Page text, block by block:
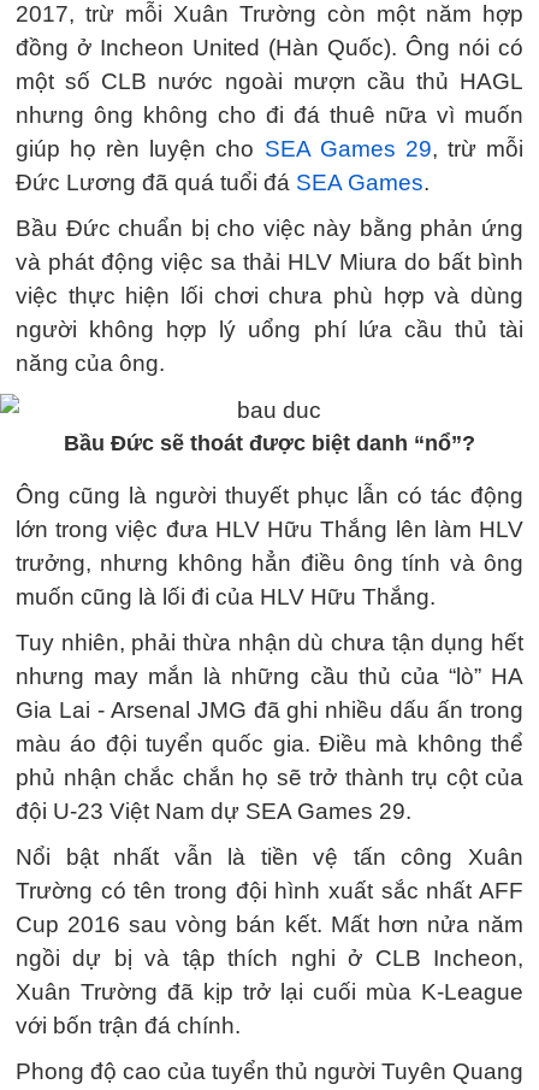
2017, trừ mỗi Xuân Trường còn một năm hợp
đồng ở Incheon United (Hàn Quốc). Ông nói có
một số CLB nước ngoài mượn cầu thủ HAGL
nhưng ông không cho đi đá thuê nữa vì muốn
giúp họ rèn luyện cho SEA Games 29, trừ mỗi
Đức Lương đã quá tuổi đá SEA Games.
Bầu Đức chuẩn bị cho việc này bằng phản ứng
và phát động việc sa thải HLV Miura do bất bình
việc thực hiện lối chơi chưa phù hợp và dùng
người không hợp lý uổng phí lứa cầu thủ tài
năng của ông.
Bầu Đức sẽ thoát được biệt danh “nổ”?
Ông cũng là người thuyết phục lẫn có tác động
lớn trong việc đưa HLV Hữu Thắng lên làm HLV
trưởng, nhưng không hẳn điều ông tính và ông
muốn cũng là lối đi của HLV Hữu Thắng.
Tuy nhiên, phải thừa nhận dù chưa tận dụng hết
nhưng may mắn là những cầu thủ của “lò” HA
Gia Lai - Arsenal JMG đã ghi nhiều dấu ấn trong
màu áo đội tuyển quốc gia. Điều mà không thể
phủ nhận chắc chắn họ sẽ trở thành trụ cột của
đội U-23 Việt Nam dự SEA Games 29.
Nổi bật nhất vẫn là tiền vệ tấn công Xuân
Trường có tên trong đội hình xuất sắc nhất AFF
Cup 2016 sau vòng bán kết. Mất hơn nửa năm
ngồi dự bị và tập thích nghi ở CLB Incheon,
Xuân Trường đã kịp trở lại cuối mùa K-League
với bốn trận đá chính.
Phong độ cao của tuyển thủ người Tuyên Quang